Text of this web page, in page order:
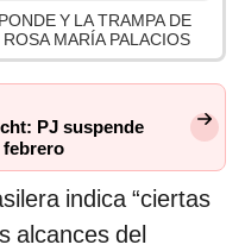
Y LA TRAMPA DE
MARÍA PALACIOS
PJ suspende
febrero
indica “ciertas
alcances del